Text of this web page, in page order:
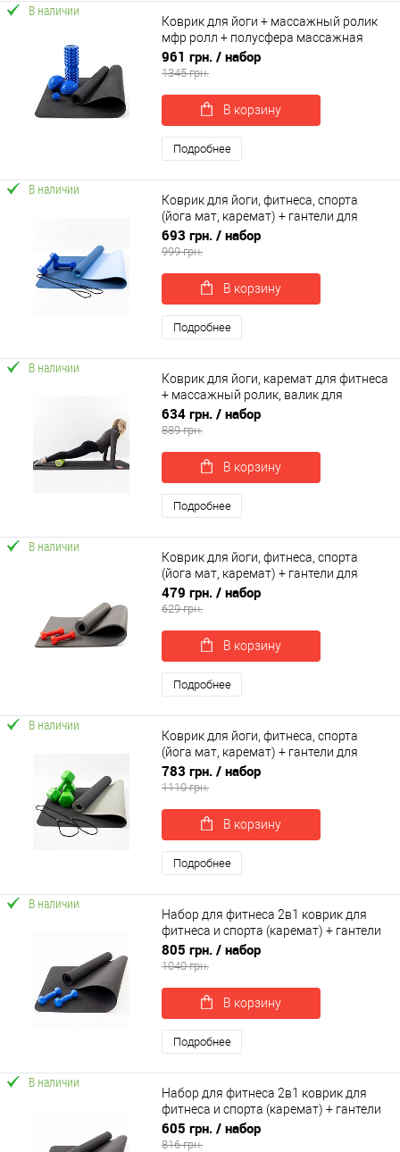
В наличии
Коврик для йоги + массажный ролик
мфр ролл + полусфера массажная
2шт + массажный мячик OSPORT Set
59 (n-0089)
961 грн. / набор
1345 грн.
В корзину
Подробнее
В наличии
Коврик для йоги, фитнеса, спорта
(йога мат, каремат) + гантели для
фитнеса 2шт по 1кг OSPORT Set 63 (n-
0093)
693 грн. / набор
999 грн.
В корзину
Подробнее
В наличии
Коврик для йоги, каремат для фитнеса
+ массажный ролик, валик для
массажа спины мфр OSPORT Set 112
(n-0145)
634 грн. / набор
889 грн.
В корзину
Подробнее
В наличии
Коврик для йоги, фитнеса, спорта
(йога мат, каремат) + гантели для
фитнеса 2шт по 0.5кг OSPORT Set 67 (n-
0097)
479 грн. / набор
629 грн.
В корзину
Подробнее
В наличии
Коврик для йоги, фитнеса, спорта
(йога мат, каремат) + гантели для
фитнеса 2шт по 3кг OSPORT Set 65 (n-
0095)
783 грн. / набор
1110 грн.
В корзину
Подробнее
В наличии
Набор для фитнеса 2в1 коврик для
фитнеса и спорта (каремат) + гантели
2шт по 1 кг OSPORT Set 14 (n-0045)
805 грн. / набор
1040 грн.
В корзину
Подробнее
В наличии
Набор для фитнеса 2в1 коврик для
фитнеса и спорта (каремат) + гантели
2шт по 0.5 кг OSPORT Set 13 (n-0044)
605 грн. / набор
816 грн.